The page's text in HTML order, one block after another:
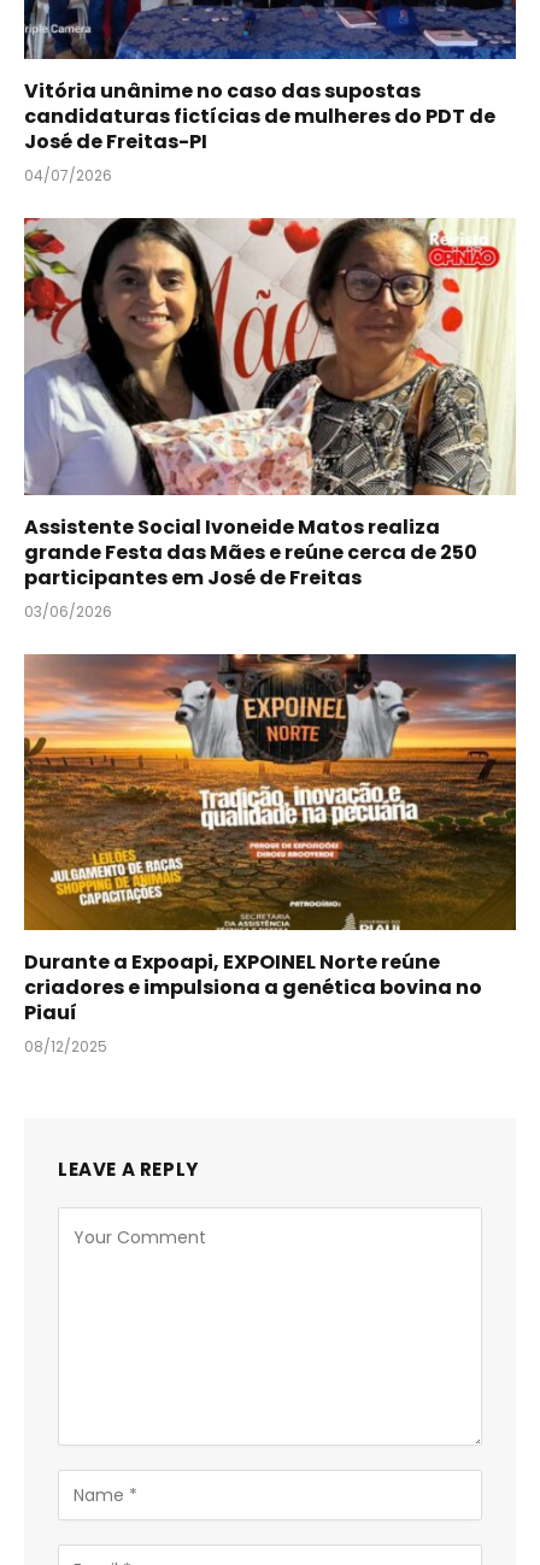
Vitória unânime no caso das supostas
candidaturas fictícias de mulheres do PDT de
José de Freitas-PI
04/07/2026
Assistente Social Ivoneide Matos realiza
grande Festa das Mães e reúne cerca de 250
participantes em José de Freitas
03/06/2026
Durante a Expoapi, EXPOINEL Norte reúne
criadores e impulsiona a genética bovina no
Piauí
08/12/2025
LEAVE A REPLY